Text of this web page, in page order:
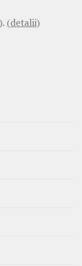
(detalii)